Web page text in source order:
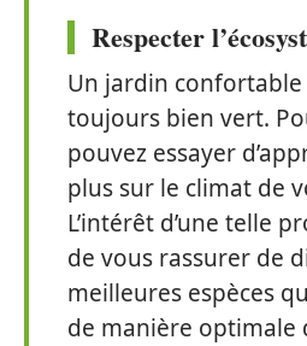
Respecter
Un jardin
toujours bien vert.
pouvez essayer
plus sur le climat de
L’intérêt d’une telle
de vous rassurer de
meilleures espèces
de manière optimale